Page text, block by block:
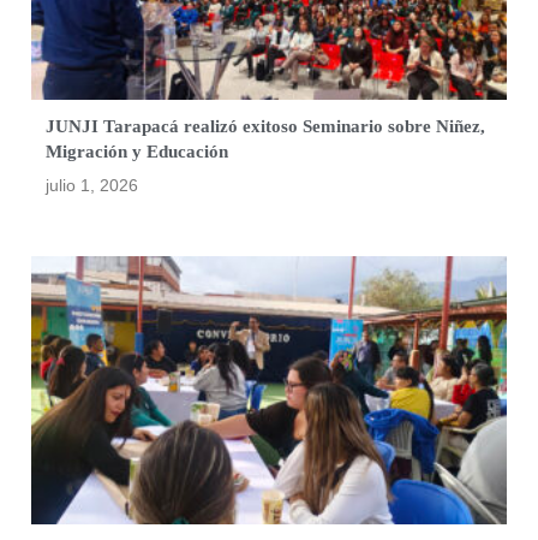
JUNJI Tarapacá realizó exitoso Seminario sobre Niñez,
Migración y Educación
julio 1, 2026